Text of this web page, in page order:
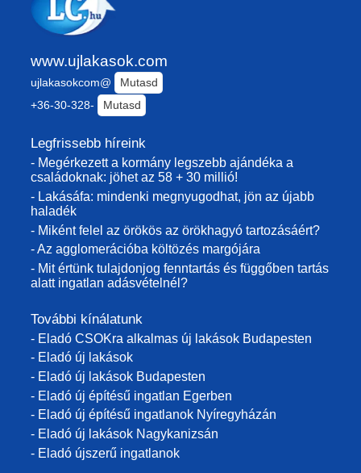
www.ujlakasok.com
ujlakasokcom@
Mutasd
+36-30-328-
Mutasd
Legfrissebb híreink
- Megérkezett a kormány legszebb ajándéka a
családoknak: jöhet az 58 + 30 millió!
- Lakásáfa: mindenki megnyugodhat, jön az újabb
haladék
- Miként felel az örökös az örökhagyó tartozásáért?
- Az agglomerációba költözés margójára
- Mit értünk tulajdonjog fenntartás és függőben tartás
alatt ingatlan adásvételnél?
További kínálatunk
- Eladó CSOKra alkalmas új lakások Budapesten
- Eladó új lakások
- Eladó új lakások Budapesten
- Eladó új építésű ingatlan Egerben
- Eladó új építésű ingatlanok Nyíregyházán
- Eladó új lakások Nagykanizsán
- Eladó újszerű ingatlanok